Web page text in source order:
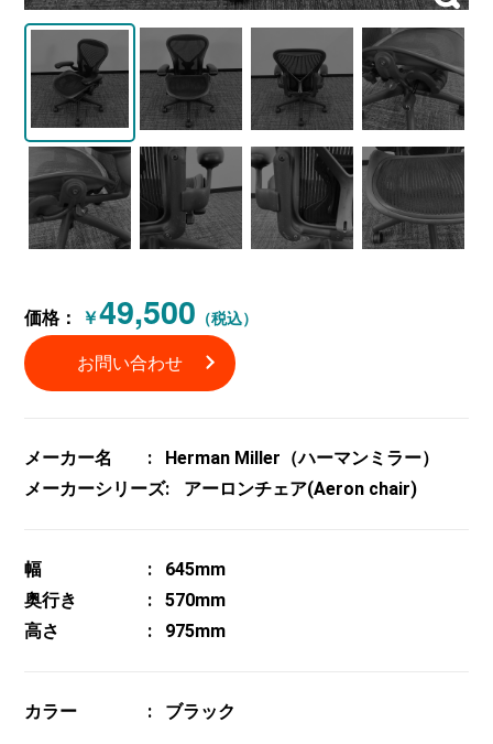
価格： ￥49,500 （税込）
お問い合わせ
メーカー名
Herman Miller（ハーマンミラー）
メーカーシリーズ
アーロンチェア(Aeron chair)
幅
645mm
奥行き
570mm
高さ
975mm
カラー ブラック